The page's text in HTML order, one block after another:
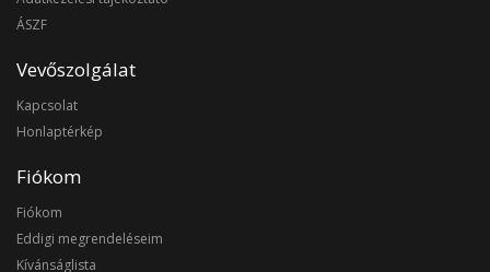
ÁSZF
Vevőszolgálat
Kapcsolat
Honlaptérkép
Fiókom
Fiókom
Eddigi megrendeléseim
Kívánságlista